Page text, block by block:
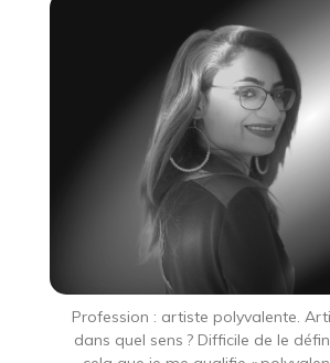
Profession : artiste polyvalente.
dans quel sens ? Difficile de le